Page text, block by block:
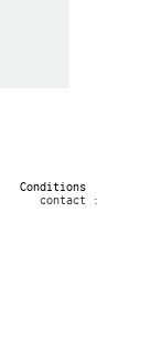
Conditions
contact :